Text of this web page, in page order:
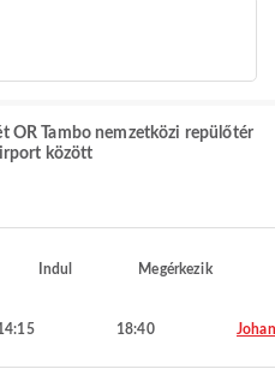
OR Tambo nemzetközi repülőtér
között
Indul Megérkezik
18:40